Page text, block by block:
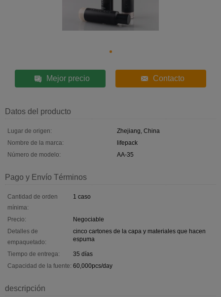
Mejor precio Contacto
Datos del producto
Lugar de origen:
Zhejiang, China
Nombre de la marca:
lifepack
Número de modelo:
AA-35
Pago y Envío Términos
Cantidad de orden
mínima:
1 caso
Precio:
Negociable
Detalles de
empaquetado:
cinco cartones de la capa y materiales que hacen
espuma
Tiempo de entrega:
35 días
Capacidad de la fuente: 60,000pcs/day
descripción